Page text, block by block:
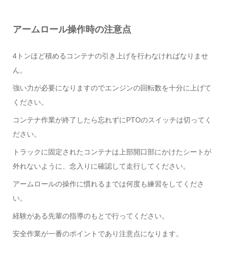
アームロール操作時の注意点
4トンほど積めるコンテナの引き上げを行わなければなりませ
ん。
強い力が必要になりますのでエンジンの回転数を十分に上げて
ください。
コンテナ作業が終了したら忘れずにPTOのスイッチは切ってく
ださい。
トラックに固定されたコンテナは上部開口部にかけたシートが
外れないように、念入りに確認して走行してください。
アームロールの操作に慣れるまでは何度も練習をしてくださ
い。
経験がある先輩の指導のもとで行ってください。
安全作業が一番のポイントであり注意点になります。